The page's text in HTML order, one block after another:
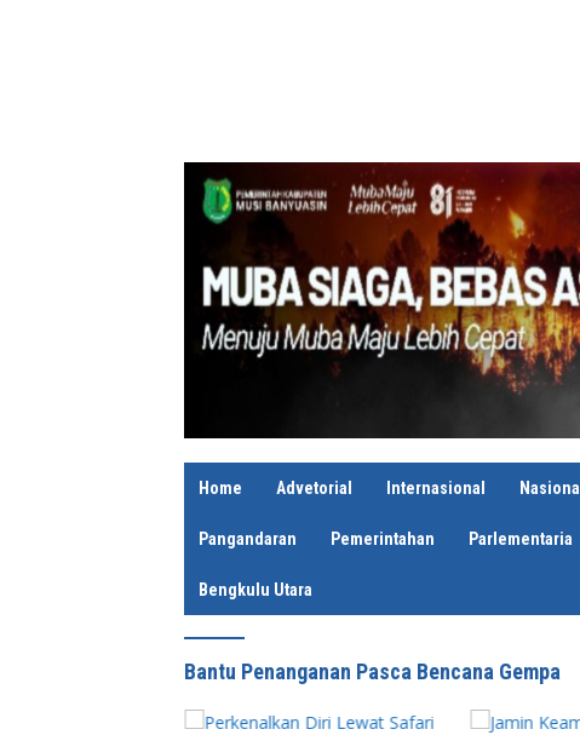
Home Advetorial Internasional Nasional
Pangandaran Pemerintahan Parlementaria
Bengkulu Utara
Bantu Penanganan Pasca Bencana Gempa